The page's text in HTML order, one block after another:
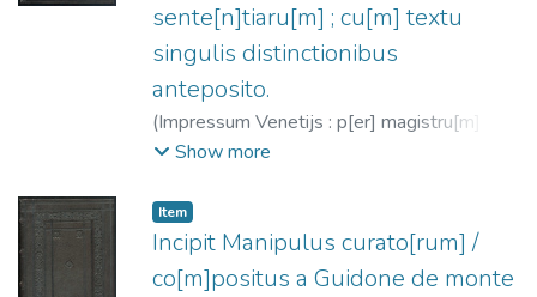
sente[n]tiaru[m] ; cu[m] textu
singulis distinctionibus
anteposito.
(Impressum Venetijs : p[er] magistru[m]
Antoniu[m] de strata Cremone[n]sem,
1225?-1274
1492
Show more
Item
Incipit Manipulus curato[rum] /
co[m]positus a Guidone de monte